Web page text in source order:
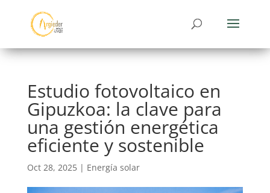
Estudio fotovoltaico en
Gipuzkoa: la clave para
una gestión energética
eficiente y sostenible
Oct 28, 2025| Energía solar